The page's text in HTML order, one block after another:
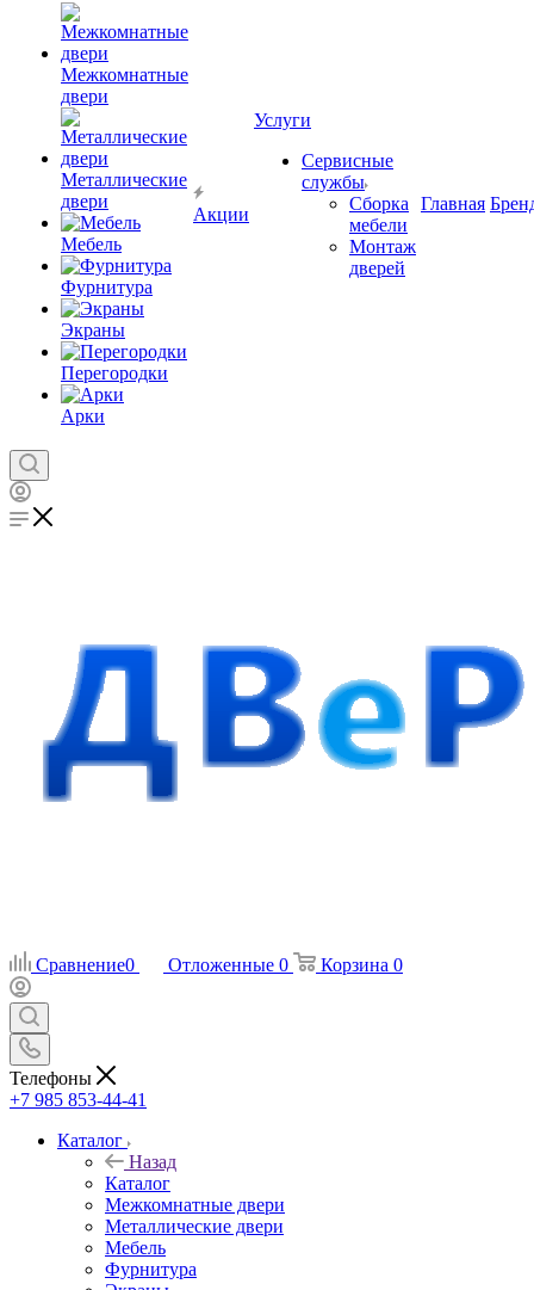
Межкомнатные
двери
Металлические
двери
Мебель
Фурнитура
Экраны
Перегородки
Арки
Акции
Услуги
Сервисные
службы
Сборка
мебели
Монтаж
дверей
Главная
Сравнение0 Отложенные 0 Корзина 0
Телефоны
+7 985 853-44-41
Каталог
Назад
Каталог
Межкомнатные двери
Металлические двери
Мебель
Фурнитура